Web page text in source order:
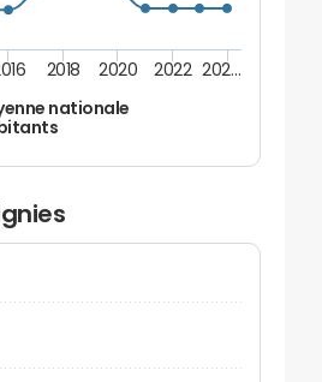
nationale
2018 2020 2022 202…